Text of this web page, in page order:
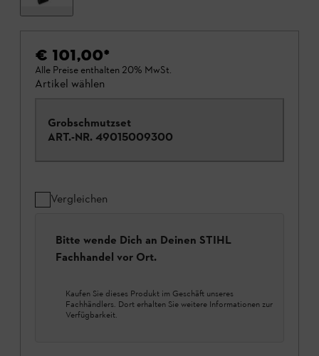
€ 101,00*
Alle Preise enthalten 20% MwSt.
Artikel wählen
Grobschmutzset
ART.-NR. 49015009300
Vergleichen
Bitte wende Dich an Deinen STIHL
Fachhandel vor Ort.
Kaufen Sie dieses Produkt im Geschäft unseres
Fachhändlers. Dort erhalten Sie weitere Informationen zur
Verfügbarkeit.